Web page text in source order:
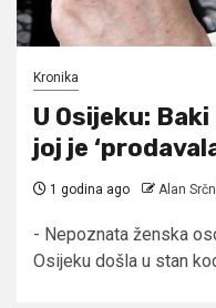
Kronika
U Osijeku:
joj je
1 godina ago Alan
- Nepoznata ženska
Osijeku došla u stan